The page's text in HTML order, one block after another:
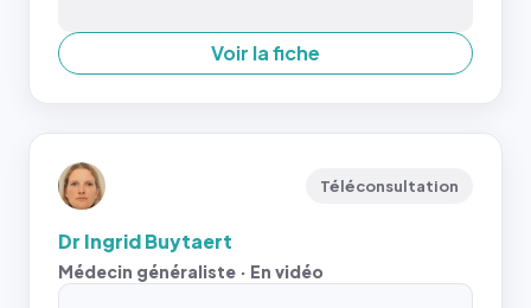
Voir la fiche
Téléconsultation
Dr Ingrid Buytaert
Médecin généraliste · En vidéo